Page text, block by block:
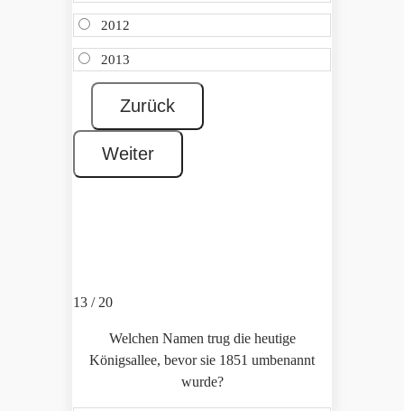
2012
2013
13 / 20
Welchen Namen trug die heutige
Königsallee, bevor sie 1851 umbenannt
wurde?